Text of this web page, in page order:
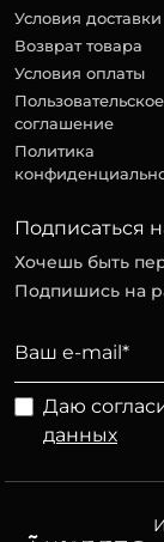
Условия доставки
Возврат товара
Условия оплаты
Пользовательское
соглашение
Политика
Подписаться
Хочешь быть
Подпишись на
Даю
данных